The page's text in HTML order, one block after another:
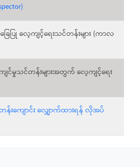
ြေပြု လေ့ကျင့်ရေးသင်တန်းများ (ကာလ
ျင်မှုသင်တန်းများအတွက် လေ့ကျင့်ရေး
ကျောင်း လျှောက်ထားရန် လိုအပ်